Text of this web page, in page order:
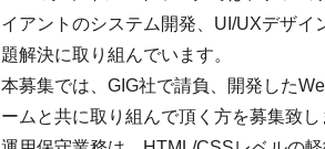
イアントのシステム開発、UI/UXデザ
題解決に取り組んでいます。
本募集では、GIG社で請負、開発した
ームと共に取り組んで頂く方を募集致し